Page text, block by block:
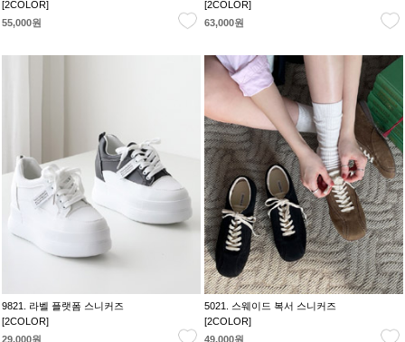
[2COLOR]
55,000원
[2COLOR]
63,000원
9821. 라벨 플랫폼 스니커즈
[2COLOR]
29,000원
5021. 스웨이드 복서 스니커즈
[2COLOR]
49,000원